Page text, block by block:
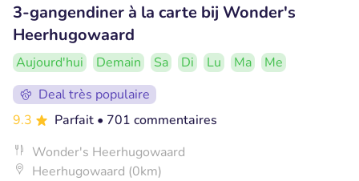
3-gangendiner à la carte bij Wonder's
Heerhugowaard
Aujourd'hui Demain Sa Di Lu Ma
Me
Deal très populaire
9.3
Parfait • 701 commentaires
Wonder's Heerhugowaard
Heerhugowaard (0km)